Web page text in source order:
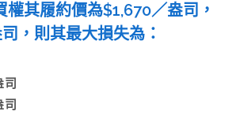
權其履約價為$1,670／盎司，
，則其最大損失為：
司
司